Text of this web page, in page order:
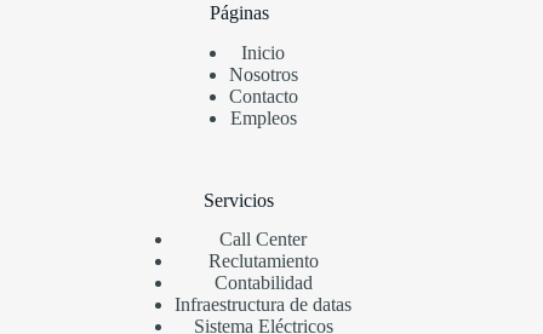
Páginas
Inicio
Nosotros
Contacto
Empleos
Servicios
Call Center
Reclutamiento
Contabilidad
Infraestructura de datas
Sistema Eléctricos